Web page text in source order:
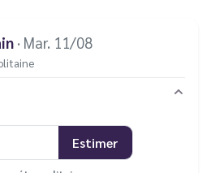
· Mar. 11/08
Estimer